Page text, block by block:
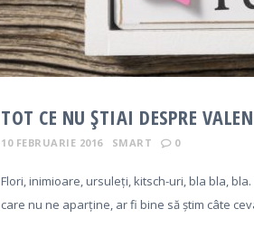
TOT CE NU ȘTIAI DESPRE
10 FEBRUARIE 2016 SMART 0
Flori, inimioare, ursuleți, kitsch-uri, bla bla,
care nu ne aparține, ar fi bine să știm câte